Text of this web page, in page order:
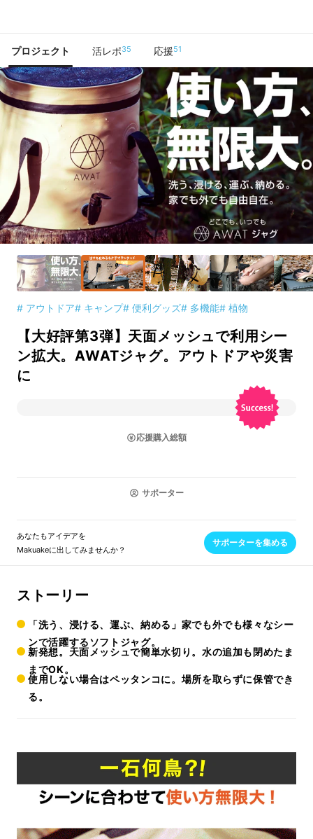
プロジェクト 活レポ35 応援51
# アウトドア# キャンプ# 便利グッズ# 多機能# 植物
【大好評第3弾】天面メッシュで利用シー
ン拡大。AWATジャグ。アウトドアや災害
に
応援購入総額
サポーター
あなたもアイデアを
Makuakeに出してみませんか？
サポーターを集める
ストーリー
「洗う、浸ける、運ぶ、納める」家でも外でも様々なシー
ンで活躍するソフトジャグ。
新発想。天面メッシュで簡単水切り。水の追加も閉めたま
までOK。
使用しない場合はペッタンコに。場所を取らずに保管でき
る。